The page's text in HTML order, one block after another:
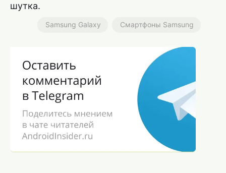
шутка.
Samsung Galaxy Смартфоны Samsung